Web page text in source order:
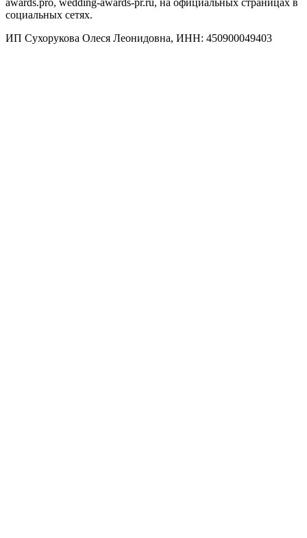
социальных сетях.
ИП Сухорукова Олеся Леонидовна, ИНН: 450900049403